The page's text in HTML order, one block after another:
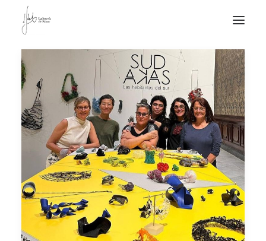
NOTICIAS DE JOYERÍA CONTEMPORÁNEA
NOVEDADES
DE VISITA
APUNTES
QUIÉN SOY